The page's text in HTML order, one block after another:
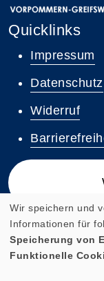
Quicklinks
Impressum
Datenschutz
Widerruf
Cookie
Wir speichern und
Informationen für
Speicherung von
Funktionelle